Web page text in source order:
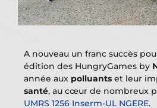
A nouveau un franc succès
édition des HungryGames by
année aux polluants et leur
santé, au cœur de nombreux
UMRS 1256 Inserm-UL NGERE.